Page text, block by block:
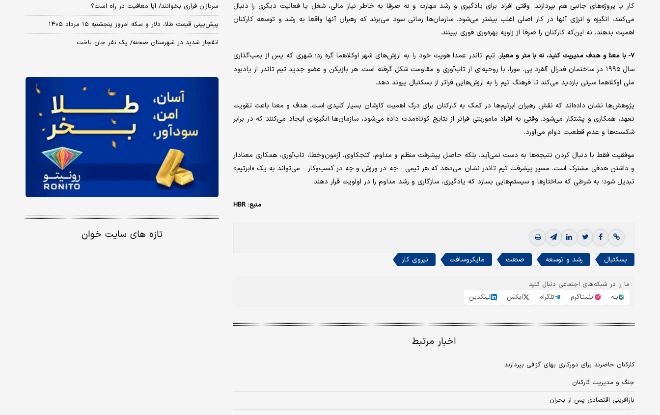
کار یا پروژه‌های جانبی هم بپردازند. وقتی افراد برای یادگیری و رشد مهارت و نه صرفا به خاطر نیاز مالی، شغل یا فعالیت دیگری را دنبال
می‌کنند، انگیزه و انرژی آنها در کار اصلی اغلب بیشتر می‌شود. سازمان‌ها زمانی سود می‌برند که رهبران آنها واقعا به رشد و توسعه کارکنان
اهمیت بدهند، نه این‌که کارکنان را صرفا از زاویه بهره‌وری فوری ببینند.
۷- با معنا و هدف مدیریت کنید، نه با متر و معیار.
تیم تاندر عمدا هویت خود را به ارزش‌های شهر اوکلاهما گره زد؛ شهری که پس از بمب‌گذاری
سال ۱۹۹۵ در ساختمان فدرال آلفرد پی. مورا، با روحیه‌ای از تاب‌آوری و مقاومت شکل گرفته است. هر بازیکن و عضو جدید تیم تاندر از یادبود
ملی اوکلاهما سیتی بازدید می‌کند تا فرهنگ تیم را به ارزش‌هایی فراتر از بسکتبال پیوند دهد.
پژوهش‌ها نشان داده‌اند که نقش رهبران ابرتیم‌ها در کمک به کارکنان برای درک اهمیت کارشان بسیار کلیدی است. هدف و معنا باعث تقویت
تعهد، همکاری و پشتکار می‌شود. وقتی به افراد ماموریتی فراتر از نتایج کوتاه‌مدت داده می‌شود، سازمان‌ها انگیزه‌ای ایجاد می‌کنند که در برابر
شکست‌ها و عدم قطعیت دوام می‌آورد.
موفقیت فقط با دنبال کردن نتیجه‌ها به دست نمی‌آید، بلکه حاصل پیشرفت منظم و مداوم، کنجکاوی، آزمون‌وخطا، تاب‌آوری، همکاری معنادار
و داشتن هدفی مشترک است. مسیر پیشرفت تیم تاندر نشان می‌دهد که هر تیمی - چه در ورزش و چه در کسب‌وکار - می‌تواند به یک «ابر‌تیم»
تبدیل شود؛ به شرطی که ساختارها و سیستم‌هایی بسازد که یادگیری، سازگاری و رشد مداوم را در اولویت قرار دهند.
منبع: HBR
بسکتبال رشد و توسعه صنعت مایکروسافت نیروی کار
ما را در شبکه‌های اجتماعی دنبال کنید
بله
اینستاگرم تلگرام ایکس لینکدین
اخبار مرتبط
کارکنان حاضرند برای دورکاری بهای گزافی بپردازند
جنگ و مدیریت کارکنان
بازآفرینی اقتصادی پس از بحران
سربازان فراری بخوانند/ آیا معافیت در راه است؟
پیش‌بینی قیمت طلا، دلار و سکه امروز پنجشنبه ۱۵ مرداد ۱۴۰۵
انفجار شدید در شهرستان صحنه/ یک نفر جان باخت
تازه های سایت خوان